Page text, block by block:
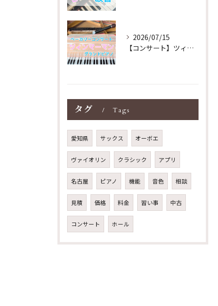
2026/07/15
【コンサート】ツィンマーマンのグランドピアノ♪木目猫足グラン...
タグ Tags
愛知県 サックス オーボエ
ヴァイオリン クラシック アプリ
名古屋 ピアノ 機能 音色 相談
見積 価格 料金 習い事 中古
コンサート ホール